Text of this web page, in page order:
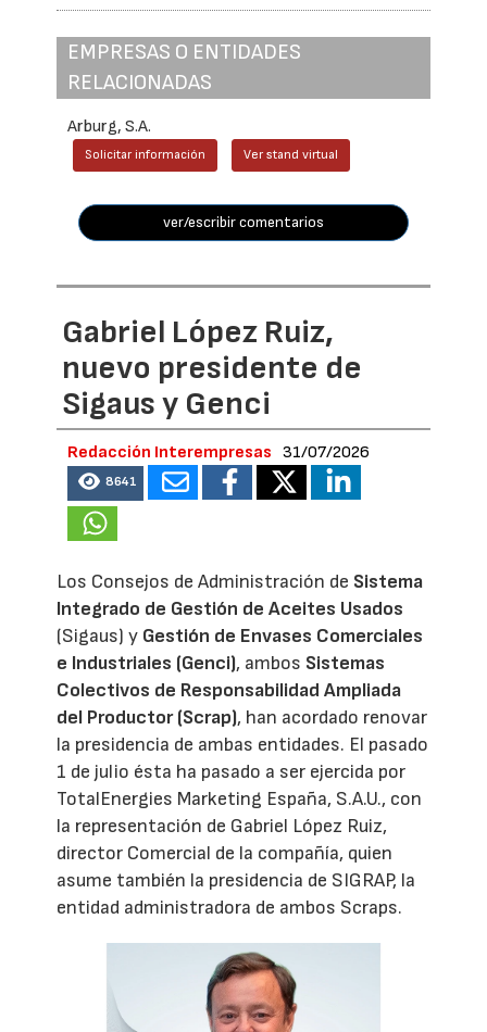
EMPRESAS O ENTIDADES
RELACIONADAS
Arburg, S.A.
Solicitar información Ver stand virtual
ver/escribir comentarios
Gabriel López Ruiz,
nuevo presidente de
Sigaus y Genci
Redacción Interempresas 31/07/2026
8641
Los Consejos de Administración de Sistema
Integrado de Gestión de Aceites Usados
(Sigaus) y Gestión de Envases Comerciales
e Industriales (Genci), ambos Sistemas
Colectivos de Responsabilidad Ampliada
del Productor (Scrap), han acordado renovar
la presidencia de ambas entidades. El pasado
1 de julio ésta ha pasado a ser ejercida por
TotalEnergies Marketing España, S.A.U., con
la representación de Gabriel López Ruiz,
director Comercial de la compañía, quien
asume también la presidencia de SIGRAP, la
entidad administradora de ambos Scraps.